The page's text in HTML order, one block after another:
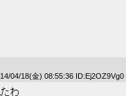
04/18(金) 08:55:36 ID:Ej2OZ9Vg0
わ